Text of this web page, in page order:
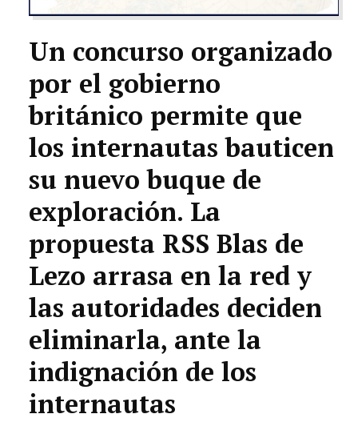
Un concurso organizado
por el gobierno
británico permite que
los internautas bauticen
su nuevo buque de
exploración. La
propuesta RSS Blas de
Lezo arrasa en la red y
las autoridades deciden
eliminarla, ante la
indignación de los
internautas